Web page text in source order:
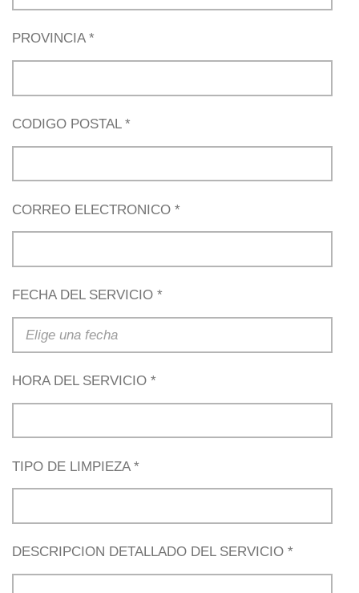
PROVINCIA *
CODIGO POSTAL *
CORREO ELECTRONICO *
FECHA DEL SERVICIO *
HORA DEL SERVICIO *
TIPO DE LIMPIEZA *
DESCRIPCION DETALLADO DEL SERVICIO *